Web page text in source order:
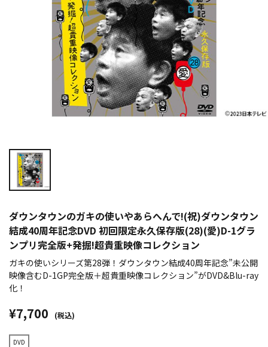
ダウンタウンのガキの使いやあらへんで!(祝)ダウンタウン
結成40周年記念DVD 初回限定永久保存版(28)(愛)D-1グラ
ンプリ完全版+発掘!超貴重映像コレクション
ガキの使いシリーズ第28弾！ダウンタウン結成40周年記念”未公開
映像含むD-1GP完全版＋超貴重映像コレクション”がDVD&Blu-ray
化！
¥7,700 (税込)
DVD